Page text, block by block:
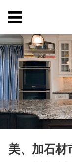
美、加石材